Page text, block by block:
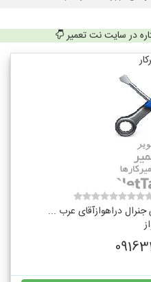
در سایت نت تعمیر
دراهوازآقای عرب ...